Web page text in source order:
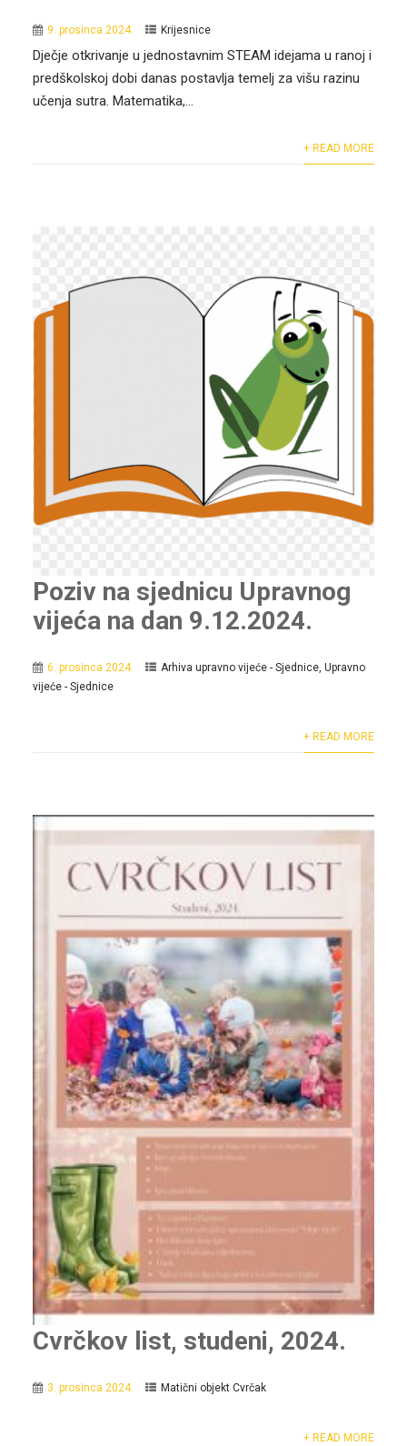
9. prosinca 2024. Krijesnice
Dječje otkrivanje u jednostavnim STEAM idejama u ranoj i
predškolskoj dobi danas postavlja temelj za višu razinu
učenja sutra. Matematika,...
+ READ MORE
Poziv na sjednicu Upravnog
vijeća na dan 9.12.2024.
6. prosinca 2024. Arhiva upravno vijeće - Sjednice, Upravno
vijeće - Sjednice
+ READ MORE
Cvrčkov list, studeni, 2024.
3. prosinca 2024. Matični objekt Cvrčak
+ READ MORE